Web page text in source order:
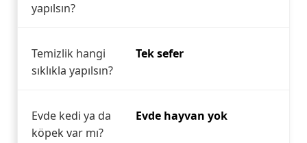
yapılsın?
Temizlik hangi
sıklıkla yapılsın?
Tek sefer
Evde kedi ya da
köpek var mı?
Evde hayvan yok